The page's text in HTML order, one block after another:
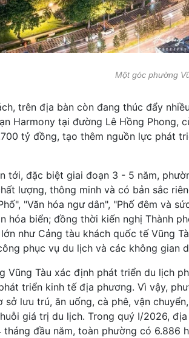
Một góc phường
trên địa bàn còn đang thúc đẩy
Harmony tại đường Lê Hồng Phong,
tỷ đồng, tạo thêm nguồn lực phát
tới, đặc biệt giai đoạn 3 - 5 năm,
lượng, thông minh và có bản sắc
"Văn hóa ngư dân", "Phố đêm và
hóa biển; đồng thời kiến nghị Thành
như Cảng tàu khách quốc tế Vũng
phục vụ du lịch và các không gian
Vũng Tàu xác định phát triển du lịch
triển kinh tế địa phương. Vì vậy,
sở lưu trú, ăn uống, cà phê, vận
giá trị du lịch. Trong quý I/2026,
tháng đầu năm, toàn phường có 6.886